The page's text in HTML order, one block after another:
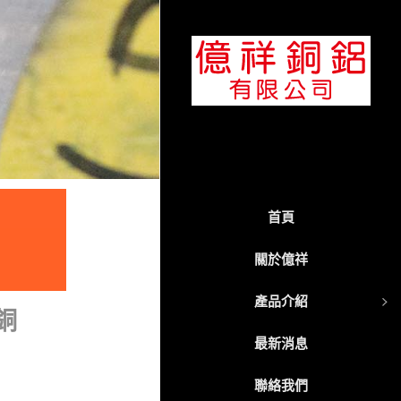
首頁
關於億祥
產品介紹
最新消息
聯絡我們